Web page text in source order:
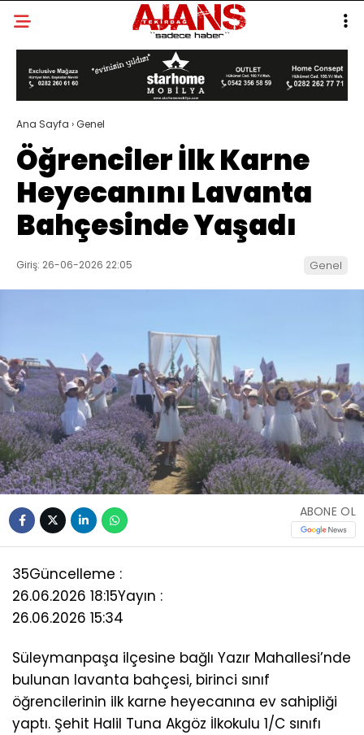
Ana Sayfa ›Genel
Öğrenciler İlk Karne
Heyecanını Lavanta
Bahçesinde Yaşadı
Giriş: 26-06-2026 22:05 Genel
ABONE OL
35Güncelleme :
26.06.2026 18:15Yayın :
26.06.2026 15:34
Süleymanpaşa ilçesine bağlı Yazır Mahallesi’nde
bulunan lavanta bahçesi, birinci sınıf
öğrencilerinin ilk karne heyecanına ev sahipliği
yaptı. Şehit Halil Tuna Akgöz İlkokulu 1/C sınıfı